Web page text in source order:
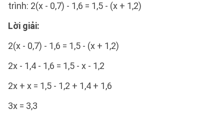
trình: 2(x - 0,7) - 1,6 = 1,5 - (x + 1,2)
Lời giải:
2(x - 0,7) - 1,6 = 1,5 - (x + 1,2)
2x - 1,4 - 1,6 = 1,5 - x - 1,2
2x + x = 1,5 - 1,2 + 1,4 + 1,6
3x = 3,3